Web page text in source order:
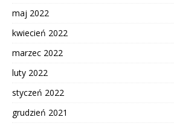
maj 2022
kwiecień 2022
marzec 2022
luty 2022
styczeń 2022
grudzień 2021